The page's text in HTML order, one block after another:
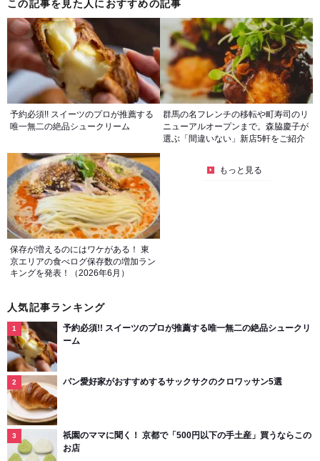
この記事を見た人におすすめの記事
予約必須!! スイーツのプロが推薦する
唯一無二の絶品シュークリーム
群馬の名フレンチの移転や町寿司のリ
ニューアルオープンまで。森脇慶子が
選ぶ「間違いない」新店5軒をご紹介
保存が増えるのにはワケがある！ 東
京エリアの食べログ保存数の増加ラン
キングを発表！（2026年6月）
もっと見る
人気記事ランキング
予約必須!! スイーツのプロが推薦する唯一無二の絶品シュークリ
ーム
パン愛好家がおすすめするサックサクのクロワッサン5選
祇園のママに聞く！ 京都で「500円以下の手土産」買うならこの
お店